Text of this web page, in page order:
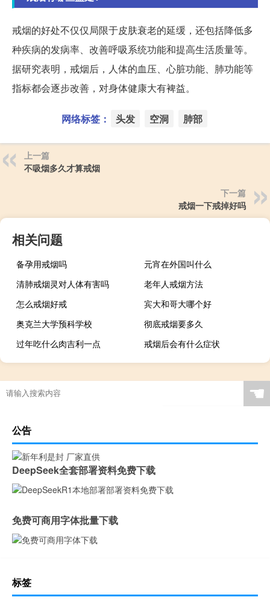
戒烟的好处不仅仅局限于皮肤衰老的延缓，还包括降低多
种疾病的发病率、改善呼吸系统功能和提高生活质量等。
据研究表明，戒烟后，人体的血压、心脏功能、肺功能等
指标都会逐步改善，对身体健康大有裨益。
网络标签： 头发 空洞 肺部
上一篇
不吸烟多久才算戒烟
下一篇
戒烟一下戒掉好吗
相关问题
备孕用戒烟吗
元宵在外国叫什么
清肺戒烟灵对人体有害吗
老年人戒烟方法
怎么戒烟好戒
宾大和哥大哪个好
奥克兰大学预科学校
彻底戒烟要多久
过年吃什么肉吉利一点
戒烟后会有什么症状
☚
公告
DeepSeek全套部署资料免费下载
免费可商用字体批量下载
标签